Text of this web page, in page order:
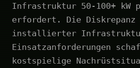
Infrastruktur 50-100+ kW
erfordert. Die Diskrepanz
installierter
Einsatzanforderungen
kostspielige